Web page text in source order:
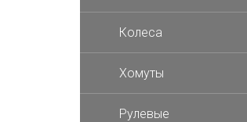
Колеса
Хомуты
Рулевые